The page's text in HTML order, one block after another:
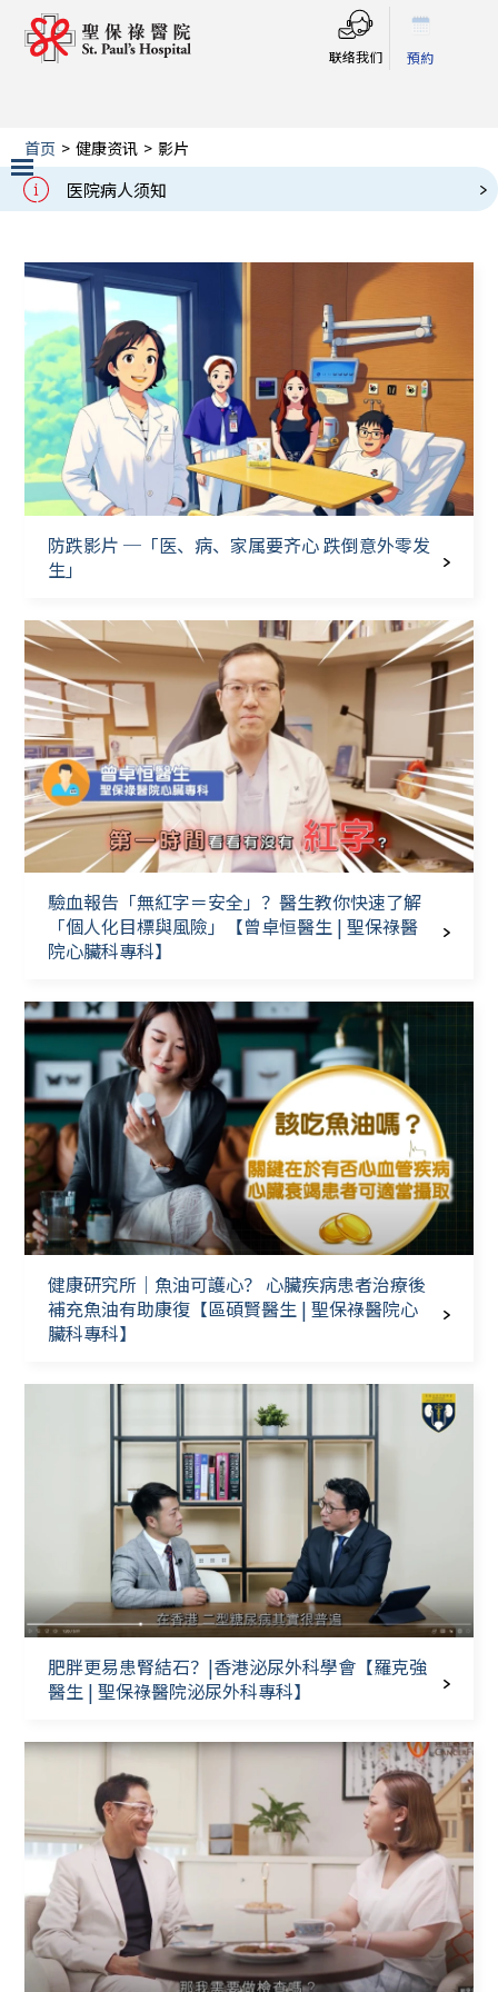
联络我们 預約
医院病人须知
Slide 2 of 3.
首页 > 健康资讯 > 影片
影片
防跌影片 ─「医、病、家属要齐心 跌倒意外零发
生」
驗血報告「無紅字＝安全」？醫生教你快速了解
「個人化目標與風險」【曾卓恒醫生 | 聖保祿醫
院心臟科專科】
健康研究所｜魚油可護心？ 心臟疾病患者治療後
補充魚油有助康復【區碩賢醫生 | 聖保祿醫院心
臟科專科】
肥胖更易患腎結石？|香港泌尿外科學會【羅克強
醫生 | 聖保祿醫院泌尿外科專科】